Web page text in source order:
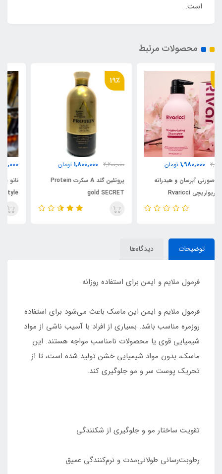
است.
محصولات مرتبط
19٪
2,200,000
1,800,000
gold SECRET
3,280,000 تومان
protein brazilian style
SECRET
توضیحات دیدگاه‌ها
فرمول ملایم و ایمن برای استفاده روزانه
فرمول ملایم و ایمن این ماسک باعث می‌شود برای استفاده
روزمره مناسب باشد. بسیاری از افراد با آسیب ناشی از مواد
شیمیایی قوی یا محصولات نامناسب مواجه هستند. این
ماسک، بدون مواد شیمیایی خشن تولید شده است، تا از
تحریک پوست سر و مو جلوگیری کند.
تقویت ساختار مو و جلوگیری از شکنندگی
رطوبت‌رسانی طولانی‌مدت و نرم‌کنندگی عمیق